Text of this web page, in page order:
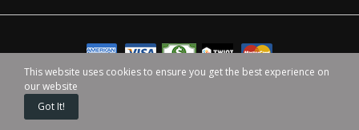
©2024 TaxiFood. Tous Droit Reservé. | Avec ♥ par
This website uses cookies to ensure you get the best experience on
our website
Got It!